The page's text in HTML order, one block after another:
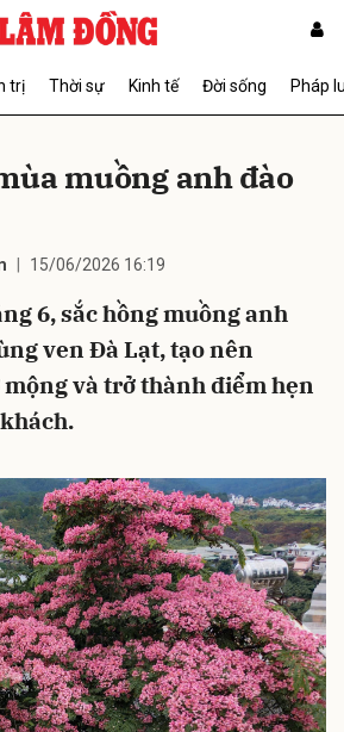
trị Thời sự Kinh tế Đời sống Pháp
muồng anh đào
15/06/2026 16:19
6, sắc hồng muồng anh
ven Đà Lạt, tạo nên
và trở thành điểm hẹn
Hủy